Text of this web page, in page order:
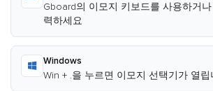
Gboard의 이모지 키보드를 사용하거
력하세요
Windows
Win + .을 누르면 이모지 선택기가 열립